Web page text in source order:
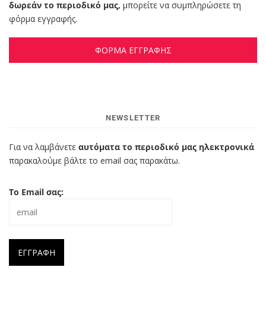
δωρεάν το περιοδικό μας, μπορείτε να συμπληρώσετε τη
φόρμα εγγραφής.
ΦΟΡΜΑ ΕΓΓΡΑΦΗΣ
NEWSLETTER
Για να λαμβάνετε αυτόματα το περιοδικό μας ηλεκτρονικά
παρακαλούμε βάλτε το email σας παρακάτω.
Το Email σας: